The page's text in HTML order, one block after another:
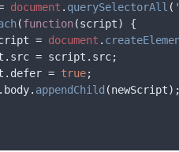
document . querySelectorAll (
(function(script) {
= document .
src = script. src;
defer = true;
. body. appendChild (newScript);